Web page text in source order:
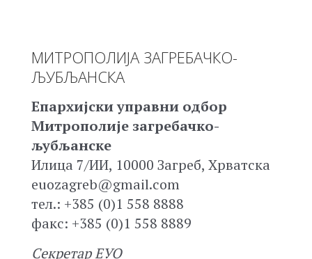
МИТРОПОЛИЈА ЗАГРЕБАЧКО-
ЉУБЉАНСКА
Епархијски управни одбор
Митрополије загребачко-
љубљанске
Илица 7/ИИ, 10000 Загреб, Хрватска
euozagreb@gmail.com
тел.: +385 (0)1 558 8888
факс: +385 (0)1 558 8889
Секретар ЕУО